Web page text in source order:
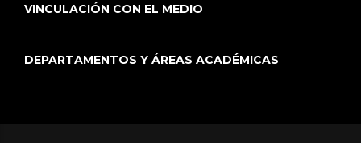
VINCULACIÓN CON EL MEDIO
DEPARTAMENTOS Y ÁREAS ACADÉMICAS